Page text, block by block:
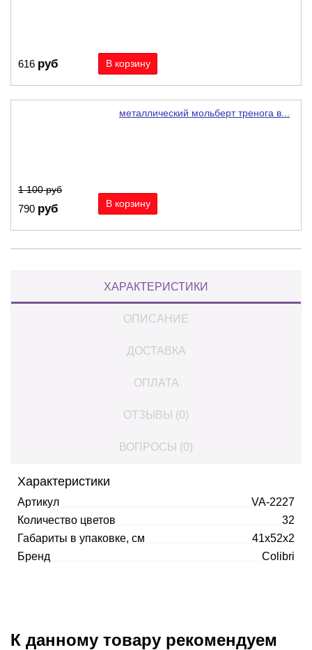
616 руб
металлический мольберт тренога в...
1 100руб
790 руб
ХАРАКТЕРИСТИКИ
ОПИСАНИЕ
ДОСТАВКА
ОПЛАТА
ОТЗЫВЫ (0)
ВОПРОСЫ (0)
Характеристики
Артикул
VA-2227
Количество цветов
32
Габариты в упаковке, см
41x52x2
Бренд
Colibri
К данному товару рекомендуем